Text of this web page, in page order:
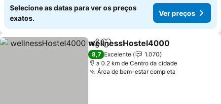
Selecione as datas para ver os preços
exatos.
Ver preços
PartilharAdicionar aos favoritos
wellnessHostel4000
8,7 Excelente
1.070
a 0.2 km de Centro da cidade
Área de bem-estar completa